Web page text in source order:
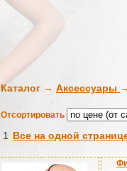
Каталог → Аксессуары
Отсортировать
1 Все на одной